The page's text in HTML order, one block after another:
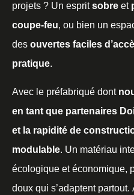
projets ? Un espritsobre et
coupe-feu, ou bien un
des ouvertes faciles
pratique.
Avec le préfabriqué dont
en tant que partenaires
et la rapidité de
modulable. Un matériau
écologique et économique,
doux qui s’adaptent